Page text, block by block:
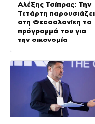
Αλέξης Τσίπρας: Την
Τετάρτη παρουσιάζει
στη Θεσσαλονίκη το
πρόγραμμά του για
την οικονομία